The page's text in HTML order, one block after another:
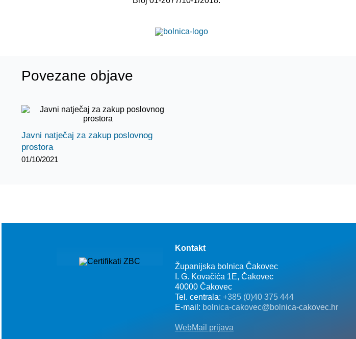
Povezane objave
Javni natječaj za zakup poslovnog
prostora
01/10/2021
Kontakt
Županijska bolnica Čakovec
I. G. Kovačića 1E, Čakovec
40000 Čakovec
Tel. centrala: +385 (0)40 375 444
E-mail: bolnica-cakovec@bolnica-cakovec.hr
WebMail prijava